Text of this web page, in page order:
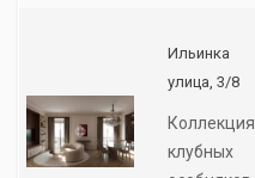
Ильинка
улица, 3/8
Коллекция
клубных